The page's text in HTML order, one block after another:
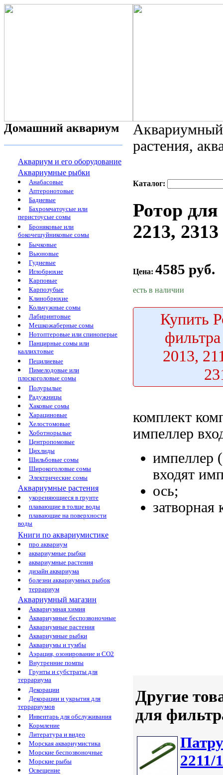
Домашний аквариум
Аквариум и его оборудование
Аквариумные рыбки
Анабасовые
Аптеронотовые
Бадиевые
Бахромчатоусые или
перистоусые сомы
Броняковые или
бокочешуйниковые сомы
Бычковые
Вьюновые
Гудиевые
Иглобрюхие
Карповые
Карпозубые
Клинобрюхие
Кольчужные сомы
Лабиринтовые
Мешкожаберные сомы
Нотоптеровые или спиноперые
Панцирные сомы или
каллихтовые
Пецилиевые
Пимелодовые или
плоскоголовые сомы
Полурылые
Радужницы
Хаковые сомы
Харациновые
Хелостомовые
Хоботнорылые
Центропомовые
Цихлиды
Шильбовые сомы
Широкоголовые сомы
Электрические сомы
Аквариумные растения
укореняющиеся в грунте
плавающие в толще воды
плавающие на поверхности
воды
Книги по аквариумистике
про аквариум
аквариумные рыбки
аквариумные растения
дизайн аквариума
болезни аквариумных рыбок
террариум
Аквариумный магазин
Аквариумная химия
Аквариумные беспозвоночные
Аквариумные растения
Аквариумные рыбки
Аквариумы и тумбы
Аэрация, озонирование и CO2
Внутренние помпы
Грунты и субстраты для
террариума
Декорации
Декорации и укрытия для
террариумов
Инвентарь для обслуживания
Кормление
Литература и видео
Морская аквариумистика
Морские беспозвоночные
Морские рыбы
Освещение
растения,
Каталог:
Ротор
2213, 2313
Цена: 4585 руб.
есть в наличии
Купить
2013,
комплект
импеллер
импеллер
входят
ось;
Другие
для
2211/